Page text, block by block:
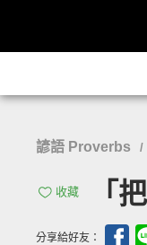
諺語 Proverbs /
收藏 「
分享給好友：